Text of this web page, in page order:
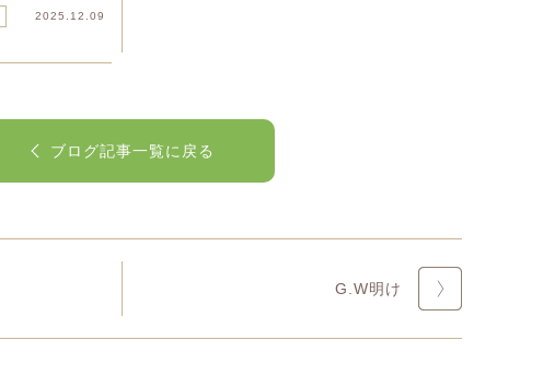
2025.12.09
ブログ記事一覧に戻る
G.W明け